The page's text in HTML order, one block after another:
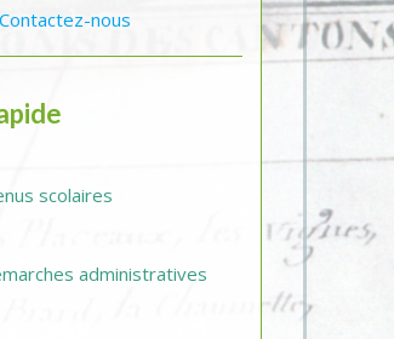
Contactez-nous
scolaires
administratives